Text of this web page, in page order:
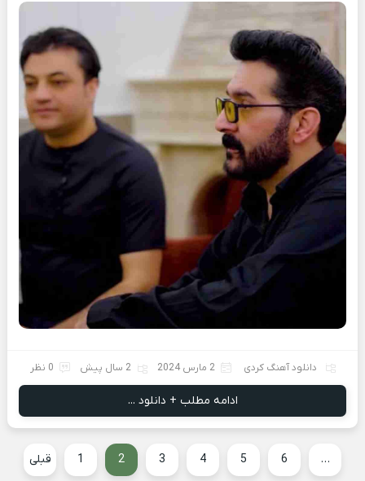
دانلود آهنگ کردی 2 مارس 2024 2 سال پیش 0 نظر
ادامه مطلب + دانلود ...
قبلی 1 2 3 4 5 6 …